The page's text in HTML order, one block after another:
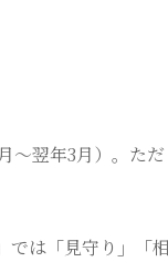
翌年3月）。た
では 「見守り 」「